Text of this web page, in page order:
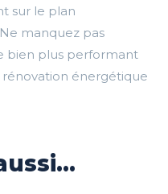
sur le plan
manquez pas
bien plus performant
énergétique